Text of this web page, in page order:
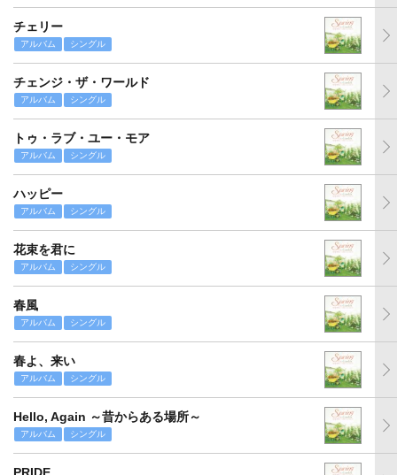
チェリー
アルバム シングル
チェンジ・ザ・ワールド
アルバム シングル
トゥ・ラブ・ユー・モア
アルバム シングル
ハッピー
アルバム シングル
花束を君に
アルバム シングル
春風
アルバム シングル
春よ、来い
アルバム シングル
Hello, Again ～昔からある場所～
アルバム シングル